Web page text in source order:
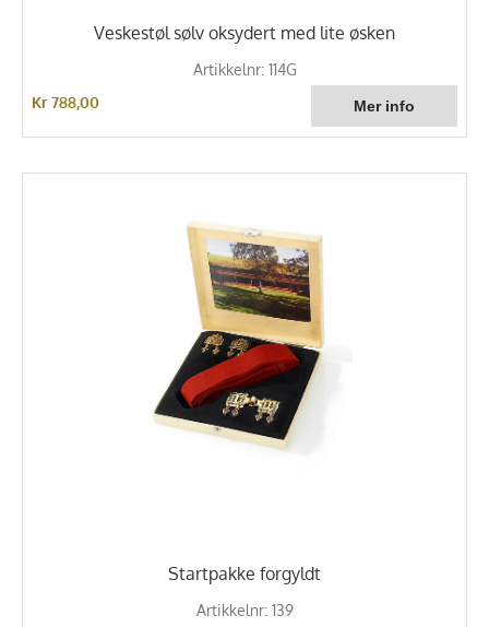
Veskestøl sølv oksydert med lite øsken
Artikkelnr: 114G
Kr 788,00
Startpakke forgyldt
Artikkelnr: 139